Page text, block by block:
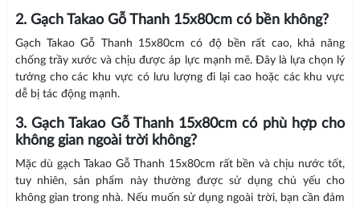
2. Gạch Takao Gỗ Thanh 15x80cm có bền không?
Gạch Takao Gỗ Thanh 15x80cm có độ bền rất cao, khả năng
chống trầy xước và chịu được áp lực mạnh mẽ. Đây là lựa chọn lý
tưởng cho các khu vực có lưu lượng đi lại cao hoặc các khu vực
dễ bị tác động mạnh.
3. Gạch Takao Gỗ Thanh 15x80cm có phù hợp cho
không gian ngoài trời không?
Mặc dù gạch Takao Gỗ Thanh 15x80cm rất bền và chịu nước tốt,
tuy nhiên, sản phẩm này thường được sử dụng chủ yếu cho
không gian trong nhà. Nếu muốn sử dụng ngoài trời, bạn cần đảm